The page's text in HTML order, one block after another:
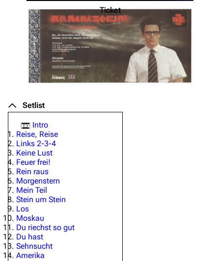
Ticket
Setlist
Intro
Reise, Reise
Links 2-3-4
Keine Lust
Feuer frei!
Rein raus
Morgenstern
Mein Teil
Stein um Stein
Los
Moskau
Du riechst so gut
Du hast
Sehnsucht
Amerika